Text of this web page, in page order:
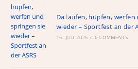
Da laufen, hüpfen, werfen
wieder – Sportfest an der
16. JULI 2026 / 0 COMMENTS